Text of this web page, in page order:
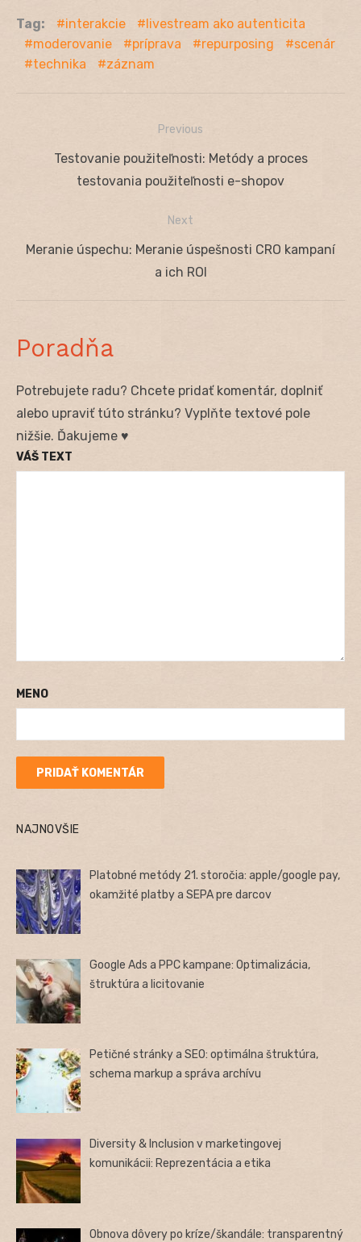
Tag: interakcie
livestream ako autenticita
moderovanie
príprava repurposing
scenár
technika
záznam
Navigácia
Previous
PreviousTestovanie použiteľnosti: Metódy a proces
testovania použiteľnosti e-shopov
Next
Next
Meranie úspechu: Meranie úspešnosti CRO kampaní
a ich ROI
Poradňa
Potrebujete radu? Chcete pridať komentár, doplniť
alebo upraviť túto stránku? Vyplňte textové pole
nižšie. Ďakujeme ♥
VÁŠ TEXT
MENO
NAJNOVŠIE
Platobné metódy 21. storočia: apple/google pay,
okamžité platby a SEPA pre darcov
Google Ads a PPC kampane: Optimalizácia,
štruktúra a licitovanie
Petičné stránky a SEO: optimálna štruktúra,
schema markup a správa archívu
Diversity & Inclusion v marketingovej
komunikácii: Reprezentácia a etika
Obnova dôvery po kríze/škandále: transparentný